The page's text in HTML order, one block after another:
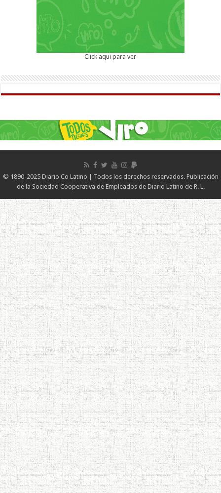
Click aqui para ver
© 1890-2025 Diario Co Latino | Todos los derechos reservados. Publicación
de la Sociedad Cooperativa de Empleados de Diario Latino de R. L.